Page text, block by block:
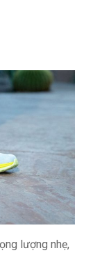
lượng nhẹ,